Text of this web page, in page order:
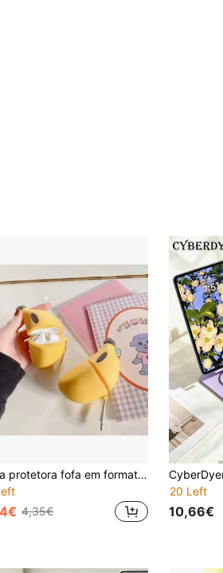
Capa protetora fofa em formato de banana, compatível com fones de ouvido Bluetooth Apple 1/2/3/4, capa de silicone macio compatível com Apple Pro 2.
4,35€
20 Left
10,66€